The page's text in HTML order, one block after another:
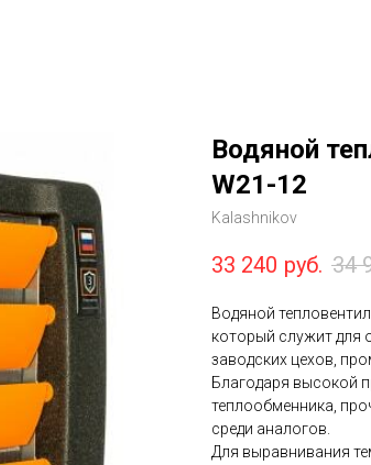
Водяной
W21-12
Kalashnikov
33 240 руб. 34
Водяной
который служит для
заводских цехов,
Благодаря высокой
теплообменника,
среди аналогов.
Для выравнивания